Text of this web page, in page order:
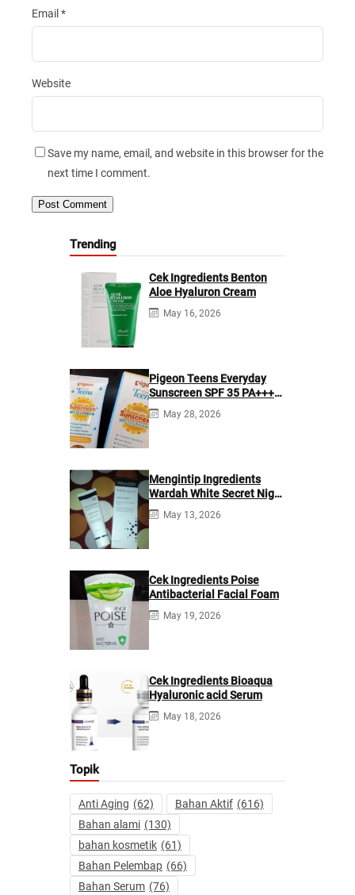
Email *
Website
Save my name, email, and website in this browser for the
next time I comment.
Trending
Cek Ingredients Benton
Aloe Hyaluron Cream
May 16, 2026
Pigeon Teens Everyday
Sunscreen SPF 35 PA+++
Ingredients
May 28, 2026
Mengintip Ingredients
Wardah White Secret Night
Cream
May 13, 2026
Cek Ingredients Poise
Antibacterial Facial Foam
May 19, 2026
Cek Ingredients Bioaqua
Hyaluronic acid Serum
May 18, 2026
Topik
Anti Aging (62) Bahan Aktif (616)
Bahan alami (130)
bahan kosmetik (61)
Bahan Pelembap (66)
Bahan Serum (76)